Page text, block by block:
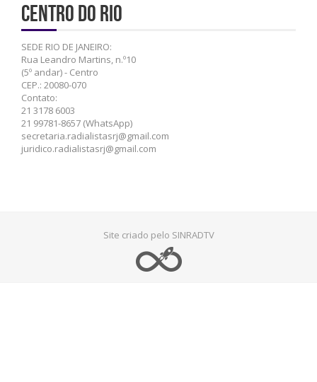
Centro do Rio
SEDE RIO DE JANEIRO:
Rua Leandro Martins, n.º10
(5º andar) - Centro
CEP.: 20080-070
Contato:
21 3178 6003
21 99781-8657 (WhatsApp)
secretaria.radialistasrj@gmail.com
juridico.radialistasrj@gmail.com
Site criado pelo SINRADTV